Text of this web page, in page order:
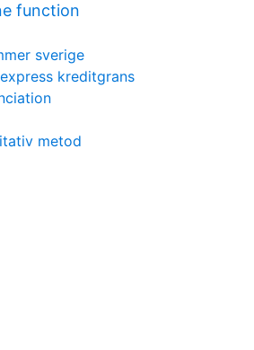
function
sverige
kreditgrans
metod